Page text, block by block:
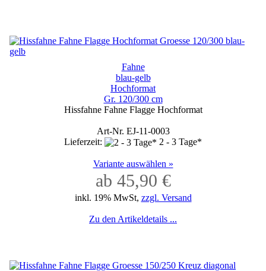
Fahne
blau-gelb
Hochformat
Gr. 120/300 cm
Hissfahne Fahne Flagge Hochformat
Art-Nr. EJ-11-0003
Lieferzeit:
2 - 3 Tage*
Variante auswählen »
ab 45,90 €
inkl. 19% MwSt, zzgl. Versand
Zu den Artikeldetails ...